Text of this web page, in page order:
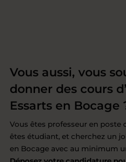
Vous aussi, vous
donner des cours
Essarts en Bocage
Vous êtes professeur en poste
êtes étudiant, et cherchez un
en Bocage avec au minimum